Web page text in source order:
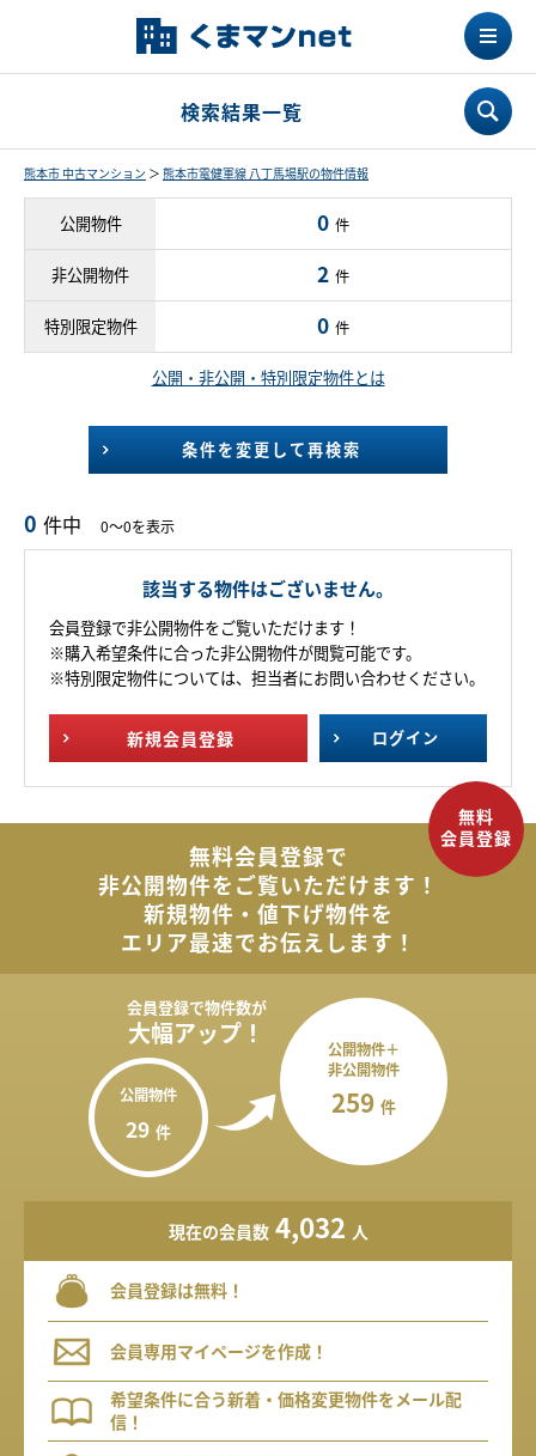
検索結果一覧
熊本市 中古マンション ＞ 熊本市電健軍線 八丁馬場駅の物件情報
公開物件 0 件
非公開物件 2 件
特別限定物件 0 件
公開・非公開・特別限定物件とは
条件を変更して再検索
0 件中 0～0を表示
該当する物件はございません。
会員登録で非公開物件をご覧いただけます！
※購入希望条件に合った非公開物件が閲覧可能です。
※特別限定物件については、担当者にお問い合わせください。
新規会員登録 ログイン
無料会員登録で
非公開物件をご覧いただけます！
新規物件・値下げ物件を
エリア最速でお伝えします！
会員登録で物件数が
大幅アップ！
公開物件
29 件
公開物件＋
非公開物件
259 件
現在の会員数 4,032 人
会員登録は無料！
会員専用マイページを作成！
希望条件に合う新着・価格変更物件をメール配
信！